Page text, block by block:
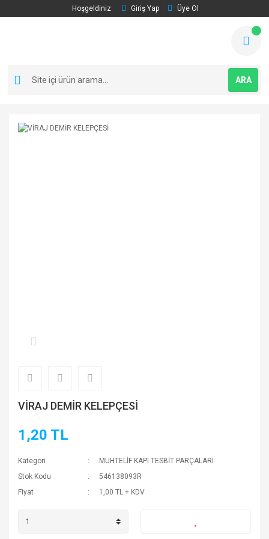
Hoşgeldiniz Giriş Yap Üye Ol
ARA
VİRAJ DEMİR KELEPÇESİ
1,20 TL
Kategori
MUHTELİF KAPI TESBİT PARÇALARI
Stok Kodu
546138093R
Fiyat
1,00 TL + KDV